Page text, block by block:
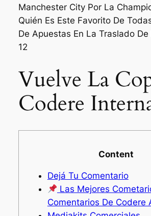
Manchester City Por La
Quién Es Este Favorito De
De Apuestas En La Traslado
12
Vuelve La
Codere
Content
Dejá Tu Comentario
Las Mejores
Comentarios De Codere